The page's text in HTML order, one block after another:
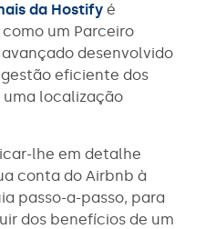
da Hostify é
um Parceiro
desenvolvido
eficiente dos
uma localização
lhe em detalhe
conta do Airbnb à
passo-a-passo, para
dos benefícios de um